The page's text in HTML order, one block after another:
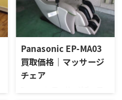
Panasonic EP-MA03
買取価格｜マッサージ
チェア